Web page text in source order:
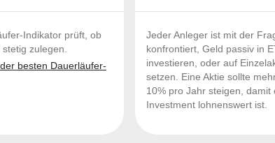
Indikator prüft, ob
zulegen.
besten Dauerläufer-
Jeder Anleger ist mit der
konfrontiert, Geld passiv in
investieren, oder auf
setzen. Eine Aktie sollte
10% pro Jahr steigen, damit
Investment lohnenswert ist.